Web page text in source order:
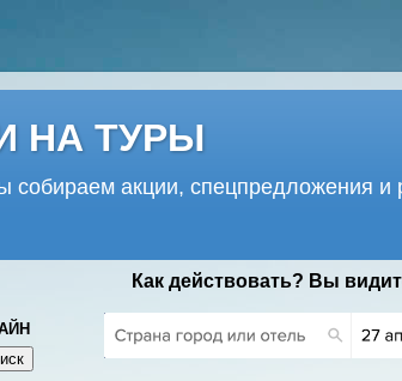
НА ТУРЫ
собираем акции, спецпредложения и
Как действовать? Вы